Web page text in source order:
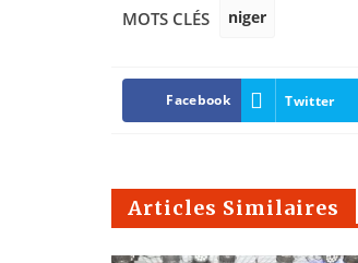
MOTS CLÉS niger
Facebook Twitter
Articles Similaires